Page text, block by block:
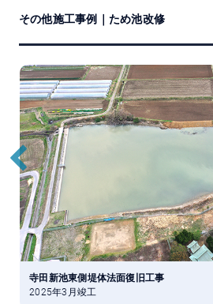
その他施工事例｜ため池改修
寺田新池東側堤体法面復旧工事
2025年3月竣工